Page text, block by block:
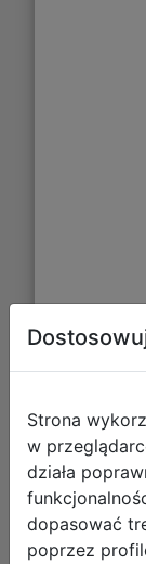
Strona
w
działa
dopasować
poprzez